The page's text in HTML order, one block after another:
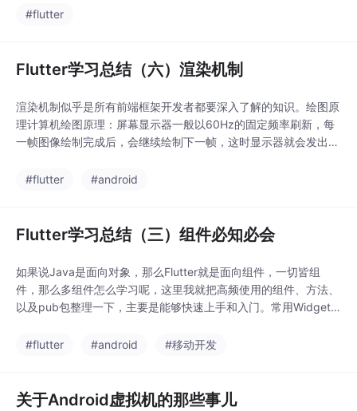
包，针对老项目谁都也不愿意完全推翻再用flutter重新写一遍，更
#flutter
Flutter学习总结（六）渲染机制
渲染机制似乎是所有前端框架开发者都要深入了解的知识。绘图原
理计算机绘图原理：屏幕显示器一般以60Hz的固定频率刷新，每
一帧图像绘制完成后，会继续绘制下一帧，这时显示器就会发出一
CPU计算好显示内容提交给GPU，GPU渲染好传递给显示器显
#flutter #android
Flutter学习总结（三）组件必知必会
如果说Java是面向对象，那么Flutter就是面向组件，一切皆组
件，那么多组件怎么学习呢，这里我就把高频使用的组件、方法、
以及pub包整理一下，主要是能够快速上手和入门。常用Widget
get（有状态的，可多次渲染绘制）flutter大部分组件都是间接或
#flutter #android #移动开发
关于Android虚拟机的那些事儿